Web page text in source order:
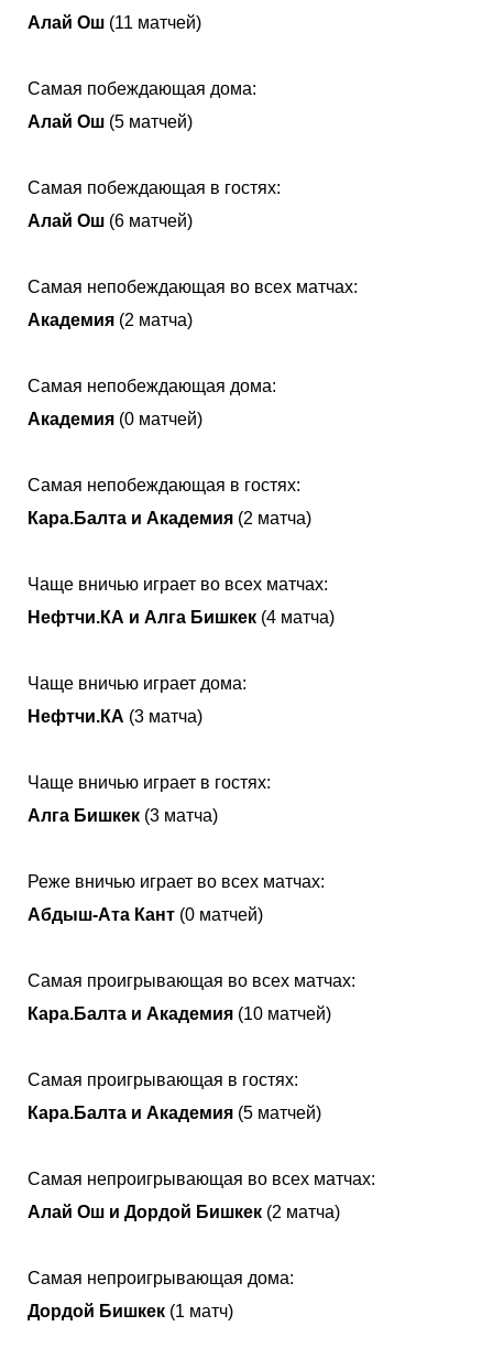
Алай Ош (11 матчей)
Самая побеждающая дома:
Алай Ош (5 матчей)
Самая побеждающая в гостях:
Алай Ош (6 матчей)
Самая непобеждающая во всех матчах:
Академия (2 матча)
Самая непобеждающая дома:
Академия (0 матчей)
Самая непобеждающая в гостях:
Кара.Балта и Академия (2 матча)
Чаще вничью играет во всех матчах:
Нефтчи.КА и Алга Бишкек (4 матча)
Чаще вничью играет дома:
Нефтчи.КА (3 матча)
Чаще вничью играет в гостях:
Алга Бишкек (3 матча)
Реже вничью играет во всех матчах:
Абдыш-Ата Кант (0 матчей)
Самая проигрывающая во всех матчах:
Кара.Балта и Академия (10 матчей)
Самая проигрывающая в гостях:
Кара.Балта и Академия (5 матчей)
Самая непроигрывающая во всех матчах:
Алай Ош и Дордой Бишкек (2 матча)
Самая непроигрывающая дома:
Дордой Бишкек (1 матч)